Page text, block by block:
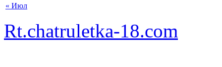
« Июл
Rt.chatruletka-18.com